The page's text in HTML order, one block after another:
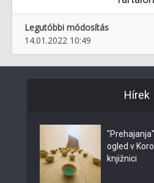
Legutóbbi módosítás
14.01.2022 10:49
Hírek
ogled v
knjižnici